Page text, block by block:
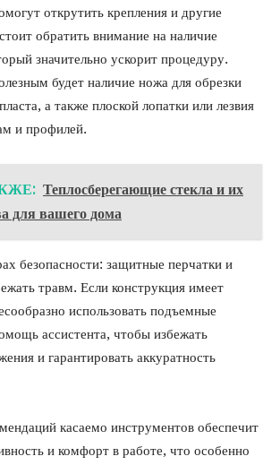
открутить крепления и другие
обратить внимание на наличие
значительно ускорит процедуру.
будет наличие ножа для обрезки
а также плоской лопатки или лезвия
и профилей.
Теплосберегающие стекла и их
для вашего дома
безопасности: защитные перчатки и
травм. Если конструкция имеет
использовать подъемные
ассистента, чтобы избежать
и гарантировать аккуратность
касаемо инструментов обеспечит
и комфорт в работе, что особенно